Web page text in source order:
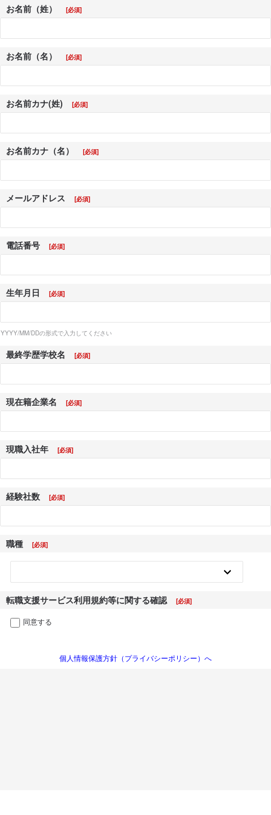
お名前（姓）
お名前（名）
お名前カナ(姓)
お名前カナ（名）
メールアドレス
電話番号
生年月日
YYYY/MM/DDの形式で入力してください
最終学歴学校名
現在籍企業名
現職入社年
経験社数
職種
転職支援サービス利用規約等に関する確認
同意する
個人情報保護方針（プライバシーポリシー）へ